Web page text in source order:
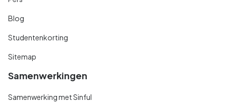
Blog
Studentenkorting
Sitemap
Samenwerkingen
Samenwerking met Sinful